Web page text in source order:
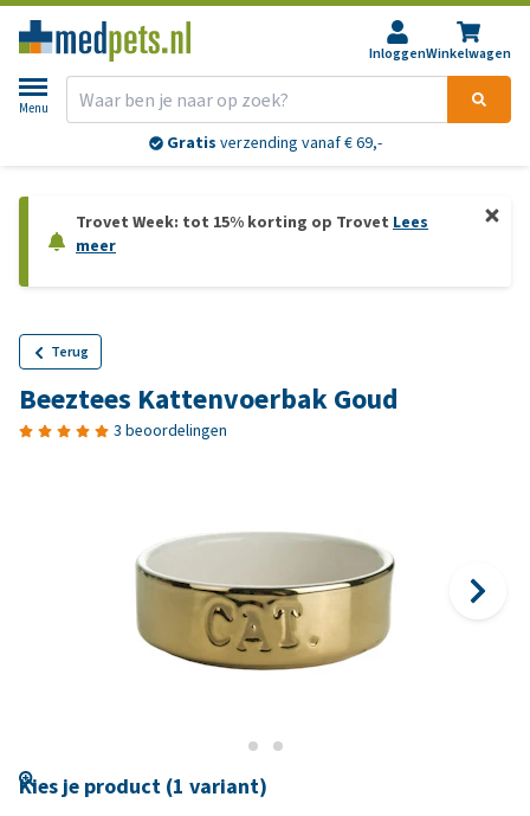
InloggenWinkelwagen
Menu
Gratis verzending vanaf € 69,-
Trovet Week: tot 15% korting op Trovet Lees
meer
Terug
Beeztees Kattenvoerbak Goud
3 beoordelingen
Kies je product (1 variant)